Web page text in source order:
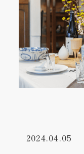
2024.04.05